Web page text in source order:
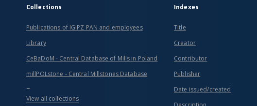
Collections
Publications of IGiPZ PAN and employees
Library
CeBaDoM - Central Database of Mills in Poland
millPOLstone - Central Millstones Database
...
View all collections
Indexes
Title
Creator
Contributor
Publisher
Date issued/created